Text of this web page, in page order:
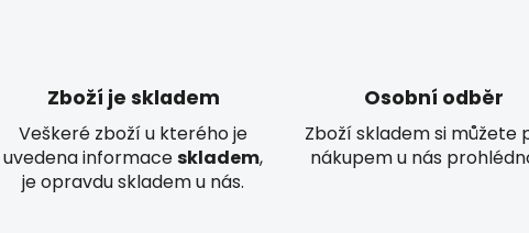
Zboží je skladem
Veškeré zboží u kterého je
uvedena informaceskladem,
je opravdu skladem u nás.
Osobní odběr
Zboží skladem si můžete
nákupem u nás